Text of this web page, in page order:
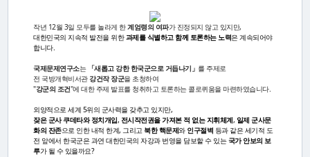
작년 12월 3일 모두를 놀라게 한계엄령의 여파가 진정되지 않고 있지만,
대한민국의 지속적 발전을 위한과제를 식별하고 함께 토론하는 노력은 계속되어야
합니다.
국제문제연구소는 「새롭고 강한 한국군으로 거듭나기」 를 주제로
전 국방개혁비서관강건작 장군을 초청하여
"강군의 조건"에 대한 주제 발표를 청취하고 토론하는 콜로퀴움을 마련하였습니다.
외양적으로 세계 5위의 군사력을 갖추고 있지만,
잦은 군사 쿠데타와 정치개입, 전시작전권을 가져본 적 없는 지휘체계, 일제 군사문
화의 잔존으로 인한 내적 한계, 그리고북한 핵문제와 인구절벽 등과 같은 세기적 도
전 앞에서 한국군은 과연 대한민국의 자강과 번영을 담보할 수 있는국가 안보의 보
루가 될 수 있을까요?